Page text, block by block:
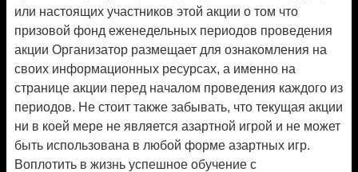
или настоящих участников этой акции о том что
призовой фонд еженедельных периодов проведения
акции Организатор размещает для ознакомления на
своих информационных ресурсах, а именно на
странице акции перед началом проведения каждого из
периодов. Не стоит также забывать, что текущая акции
ни в коей мере не является азартной игрой и не может
быть использована в любой форме азартных игр.
Воплотить в жизнь успешное обучение с